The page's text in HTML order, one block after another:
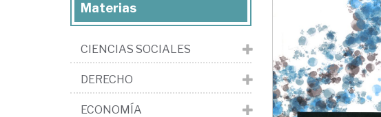
Materias
CIENCIAS SOCIALES
DERECHO
ECONOMÍA